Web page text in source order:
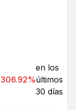
306.92%
en los
últimos
30 días